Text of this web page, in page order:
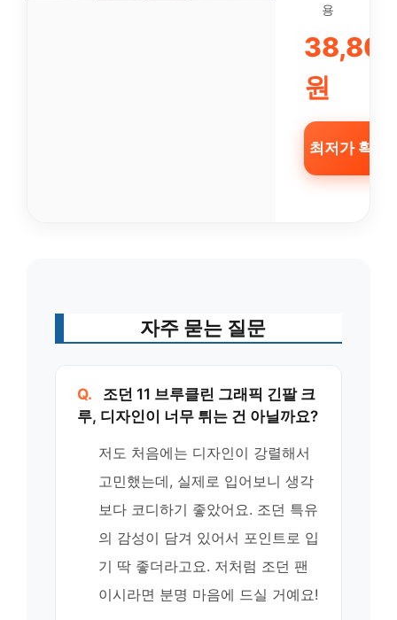
용
원
최저가 확인
자주 묻는 질문
Q.
조던 11 브루클린 그래픽 긴팔 크
루, 디자인이 너무 튀는 건 아닐까요?
저도 처음에는 디자인이 강렬해서
고민했는데, 실제로 입어보니 생각
보다 코디하기 좋았어요. 조던 특유
의 감성이 담겨 있어서 포인트로 입
기 딱 좋더라고요. 저처럼 조던 팬
이시라면 분명 마음에 드실 거예요!